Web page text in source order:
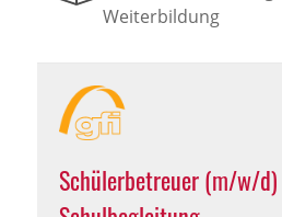
Weiterbildung
Schülerbetreuer (m/w/